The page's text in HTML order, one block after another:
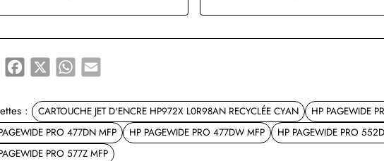
Facebook
X WhatsApp
Email
: CARTOUCHE JET D'ENCRE HP972X L0R98AN RECYCLÉE CYAN HP PAGEWIDE
PRO 477DN MFP
HP PAGEWIDE PRO 477DW MFP HP PAGEWIDE PRO
PRO 577Z MFP